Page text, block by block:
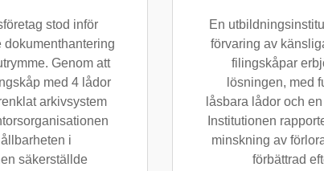
stod inför
Genom att
med 4 lådor
arkivsystem
i
säkerställde
En
förvaring av
filingskåpar
lösningen, med
låsbara lådor och
Institutionen
minskning av
förbättrad